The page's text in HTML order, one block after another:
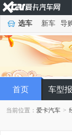
选车 新车 导
首页 车型
当前位置：爱卡汽车 >